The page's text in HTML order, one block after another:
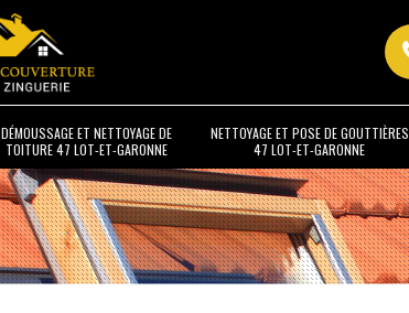
DÉMOUSSAGE ET NETTOYAGE DE
TOITURE 47 LOT-ET-GARONNE
NETTOYAGE ET POSE DE GOUTTIÈRES
47 LOT-ET-GARONNE